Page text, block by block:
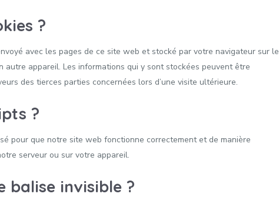
?
avec les pages de ce site web et stocké par votre navigateur sur le
autre appareil. Les informations qui y sont stockées peuvent être
des tierces parties concernées lors d’une visite ultérieure.
?
pour que notre site web fonctionne correctement et de manière
serveur ou sur votre appareil.
balise invisible ?